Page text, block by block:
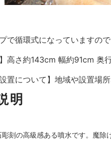
で循環式になっていますの
】高さ約143cm 幅約91cm 奥
設置について】地域や設置場
明
彫刻の高級感ある噴水です。魔除